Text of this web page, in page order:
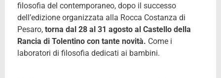
filosofia del contemporaneo, dopo il successo
dell’edizione organizzata alla Rocca Costanza di
Pesaro, torna dal 28 al 31 agosto al Castello della
Rancia di Tolentino con tante novità. Come i
laboratori di filosofia dedicati ai bambini.